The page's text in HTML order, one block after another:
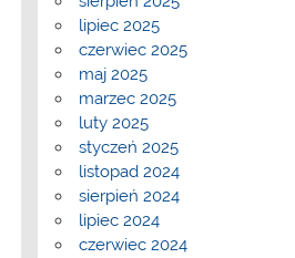
lipiec 2025
czerwiec 2025
maj 2025
marzec 2025
luty 2025
styczeń 2025
listopad 2024
sierpień 2024
lipiec 2024
czerwiec 2024